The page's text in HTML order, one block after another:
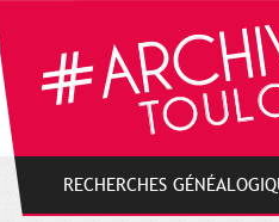
RECHERCHES
sur les cookies